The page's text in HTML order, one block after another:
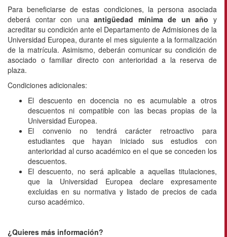
Para beneficiarse de estas condiciones, la persona asociada
deberá contar con unaantigüedad mínima de un año y
acreditar su condición ante el Departamento de Admisiones de la
Universidad Europea, durante el mes siguiente a la formalización
de la matrícula. Asimismo, deberán comunicar su condición de
asociado o familiar directo con anterioridad a la reserva de
plaza.
Condiciones adicionales:
El descuento en docencia no es acumulable a otros
descuentos ni compatible con las becas propias de la
Universidad Europea.
El convenio no tendrá carácter retroactivo para
estudiantes que hayan iniciado sus estudios con
anterioridad al curso académico en el que se conceden los
descuentos.
El descuento, no será aplicable a aquellas titulaciones,
que la Universidad Europea declare expresamente
excluidas en su normativa y listado de precios de cada
curso académico.
¿Quieres más información?